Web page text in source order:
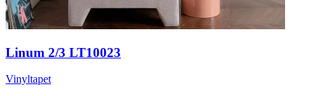
Linum 2/3 LT10023
Vinyltapet